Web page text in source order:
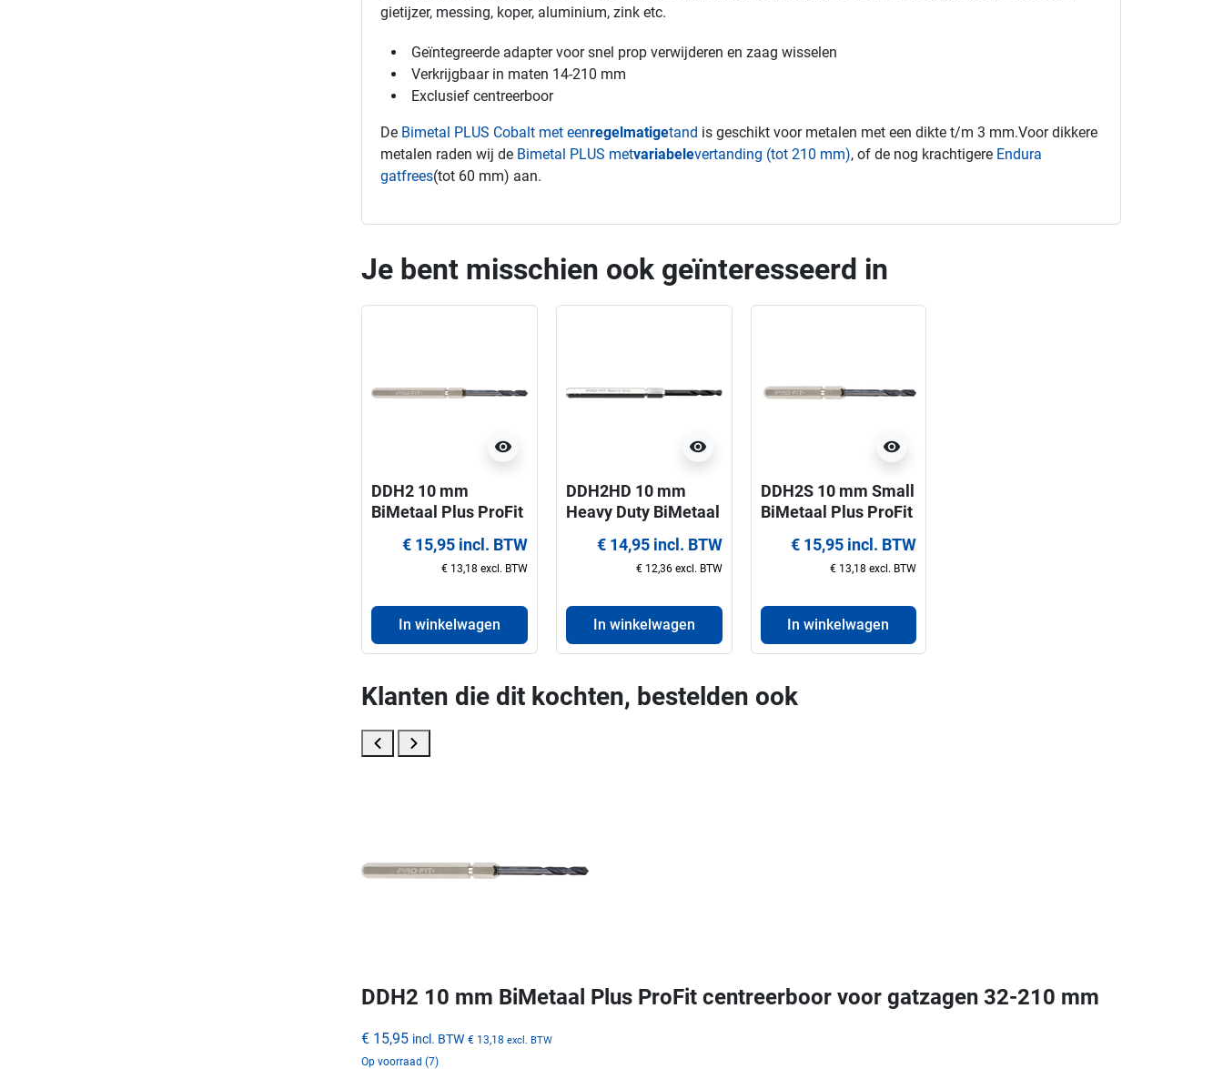
gietijzer, messing, koper, aluminium, zink etc.
Geïntegreerde adapter voor snel prop verwijderen en zaag wisselen
Verkrijgbaar in maten 14-210 mm
Exclusief centreerboor
De Bimetal PLUS Cobalt met eenregelmatigetand is geschikt voor metalen met een dikte t/m 3 mm.Voor dikkere
metalen raden wij de Bimetal PLUS metvariabelevertanding (tot 210 mm), of de nog krachtigere Endura
gatfrees(tot 60 mm) aan.
Je bent misschien ook geïnteresseerd in
visibility
DDH2 10 mm
BiMetaal Plus ProFit
gatzagen 32-210
€ 15,95 incl. BTW
€ 13,18 excl. BTW
In winkelwagen
visibility
DDH2HD 10 mm
Heavy Duty BiMetaal
centreerboor voor
gatzagen 32-210
€ 14,95 incl. BTW
€ 12,36 excl. BTW
In winkelwagen
visibility
DDH2S 10 mm Small
BiMetaal Plus ProFit
gatzagen 32-210
€ 15,95 incl. BTW
€ 13,18 excl. BTW
In winkelwagen
Klanten die dit kochten, bestelden ook
DDH2 10 mm BiMetaal Plus ProFit centreerboor voor gatzagen 32-210 mm
€ 15,95 incl. BTW € 13,18 excl. BTW
Op voorraad (7)